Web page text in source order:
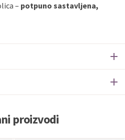
– potpuno sastavljena,
proizvodi